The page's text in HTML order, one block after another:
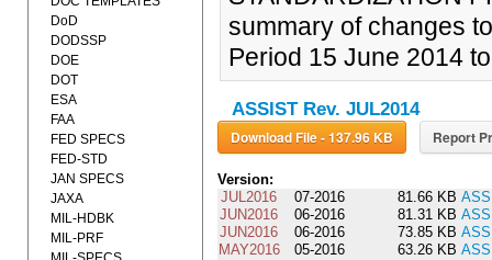
summary of changes
Period 15 June 2014
ASSIST Rev. JUL2014
Download File - 137.96 KB Report
Version:
JUL2016
07-2016 81.66 KB
JUN2016
06-2016 81.31 KB
JUN2016
06-2016 73.85 KB
MAY2016
05-2016 63.26 KB
DoD
DODSSP
DOE
DOT
ESA
FAA
FED SPECS
FED-STD
JAN SPECS
JAXA
MIL-HDBK
MIL-PRF